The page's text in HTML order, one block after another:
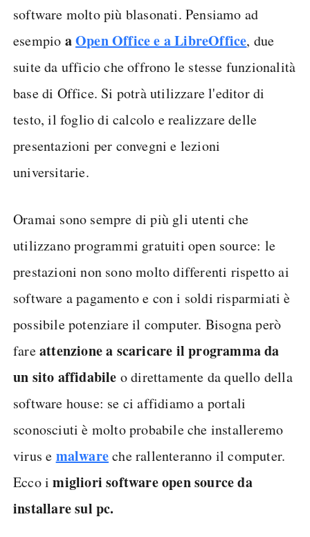
software molto più blasonati. Pensiamo ad
esempio aOpen Office e a LibreOffice, due
suite da ufficio che offrono le stesse funzionalità
base di Office. Si potrà utilizzare l'editor di
testo, il foglio di calcolo e realizzare delle
presentazioni per convegni e lezioni
universitarie.
Oramai sono sempre di più gli utenti che
utilizzano programmi gratuiti open source: le
prestazioni non sono molto differenti rispetto ai
software a pagamento e con i soldi risparmiati è
possibile potenziare il computer. Bisogna però
fareattenzione a scaricare il programma da
un sito affidabile o direttamente da quello della
software house: se ci affidiamo a portali
sconosciuti è molto probabile che installeremo
virus e malwareche rallenteranno il computer.
Ecco imigliori software open source da
installare sul pc.